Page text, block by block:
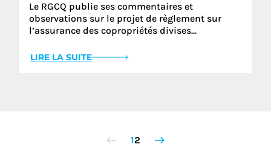
Le RGCQ publie ses commentaires et
observations sur le projet de règlement sur
l’assurance des copropriétés divises...
LIRE LA SUITE
12